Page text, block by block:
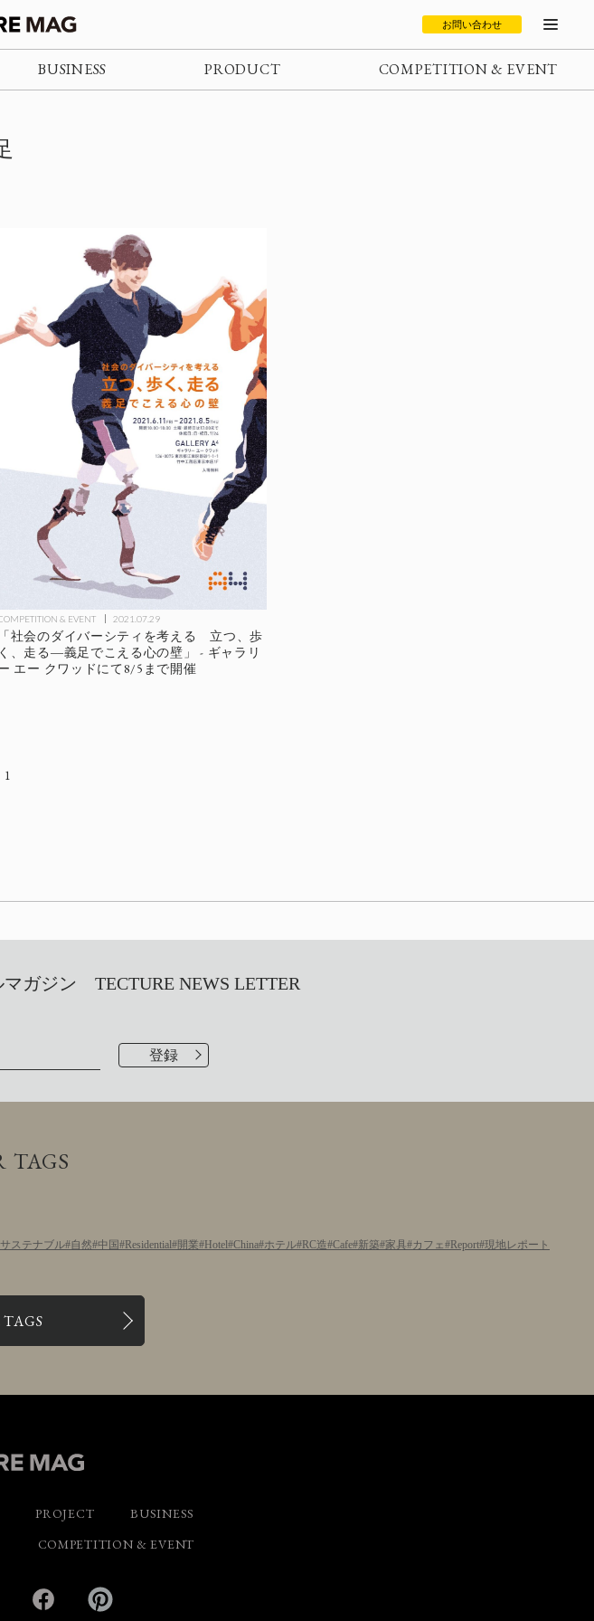
お問い合わせ
BUSINESS PRODUCT COMPETITION & EVENT
& EVENT 2021.07.29
「社会のダイバーシティを考える 立つ、歩
く、走る―義足でこえる心の壁」 - ギャラリ
エー クワッドにて8/5まで開催
1
ガジン TECTURE NEWS LETTER
TAGS
サステナブル 自然 中国 Residential 開業 Hotel China ホテル RC造 Cafe 新築 家具 カフェ Report 現地レポート
PROJECT
BUSINESS
COMPETITION & EVENT
Twitter Facebook